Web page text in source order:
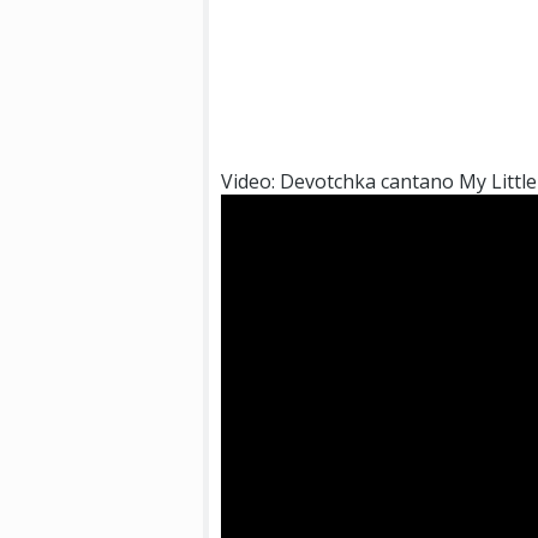
Video: Devotchka cantano My